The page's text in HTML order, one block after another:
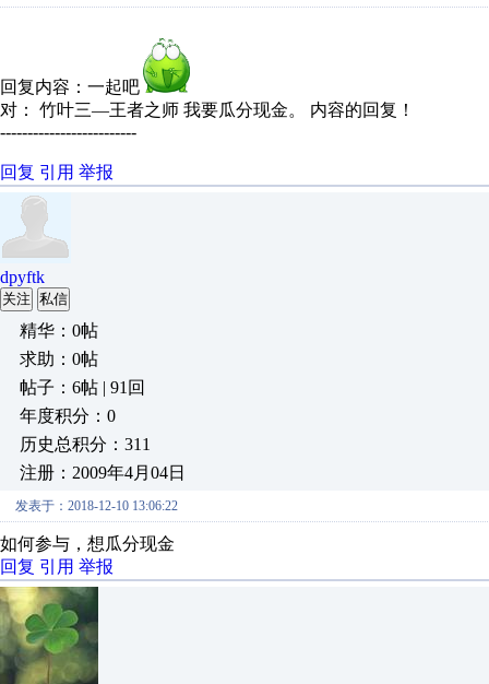
回复内容：一起吧
对： 竹叶三—王者之师 我要瓜分现金。 内容的回复！
-------------------------
回复 引用 举报
dpyftk
关注 私信
精华：0帖
求助：0帖
帖子：6帖 | 91回
年度积分：0
历史总积分：311
注册：2009年4月04日
发表于：2018-12-10 13:06:22
如何参与，想瓜分现金
回复 引用 举报